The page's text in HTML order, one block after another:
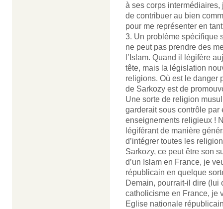
à ses corps
de contribuer au bien
pour me représenter en
3. Un problème spécifique
ne peut pas prendre des
l’Islam. Quand il légifère
tête, mais la législation
religions. Où est le danger
de Sarkozy est de
Une sorte de religion
garderait sous contrôle
enseignements religieux !
légiférant de manière
d’intégrer toutes les
Sarkozy, ce peut être son
d’un Islam en France, je
républicain en quelque
Demain, pourrait-il dire (lui
catholicisme en France, je
Eglise nationale